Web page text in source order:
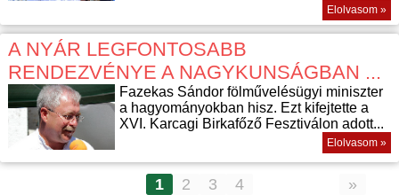
Elolvasom »
A NYÁR LEGFONTOSABB
RENDEZVÉNYE A NAGYKUNSÁGBAN ...
Fazekas Sándor fölművelésügyi miniszter
a hagyományokban hisz. Ezt kifejtette a
XVI. Karcagi Birkafőző Fesztiválon adott...
Elolvasom »
1 2 3 4 »